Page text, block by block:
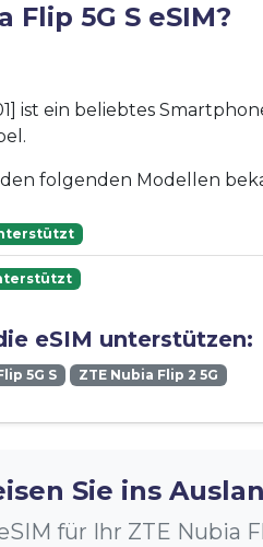
5G S eSIM?
ist ein beliebtes
folgenden Modellen
eSIM unterstützen:
5G S ZTE Nubia Flip 2 5G
Sie ins
für Ihr ZTE Nubia